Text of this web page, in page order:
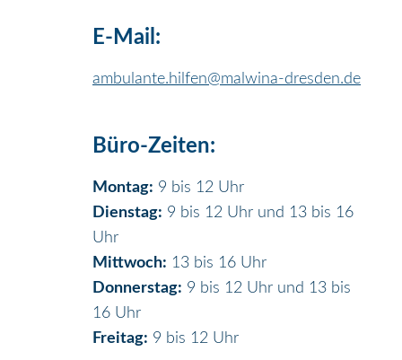
E-Mail:
ambulante.hilfen@malwina-dresden.de
Büro-Zeiten:
Montag: 9 bis 12 Uhr
Dienstag: 9 bis 12 Uhr und 13 bis 16
Uhr
Mittwoch: 13 bis 16 Uhr
Donnerstag: 9 bis 12 Uhr und 13 bis
16 Uhr
Freitag: 9 bis 12 Uhr